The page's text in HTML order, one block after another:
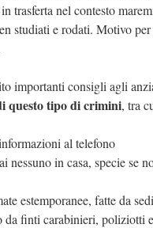
trasferta nel contesto
studiati e rodati. Motivo
importanti consigli agli
questo tipo di crimini, tra
al telefono
nessuno in casa, specie se
estemporanee, fatte da
da finti carabinieri, poliziotti